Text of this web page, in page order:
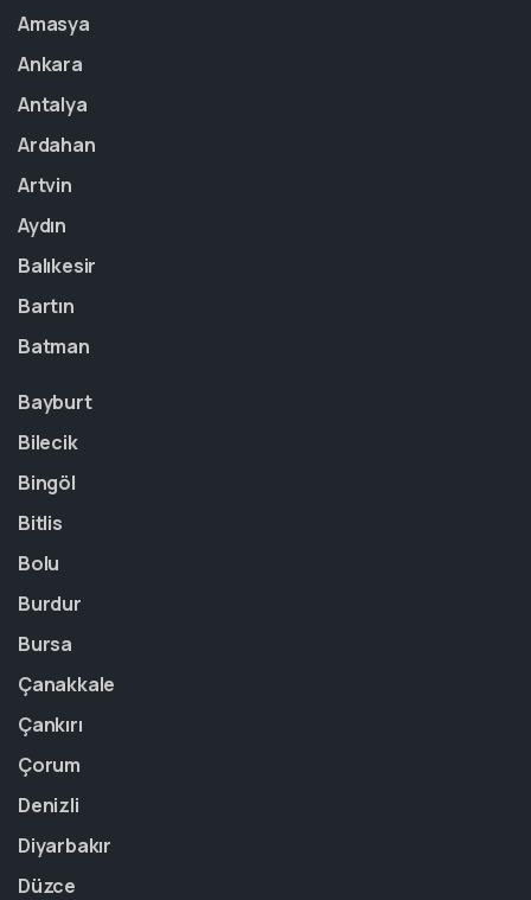
Amasya
Ankara
Antalya
Ardahan
Artvin
Aydın
Balıkesir
Bartın
Batman
Bayburt
Bilecik
Bingöl
Bitlis
Bolu
Burdur
Bursa
Çanakkale
Çankırı
Çorum
Denizli
Diyarbakır
Düzce